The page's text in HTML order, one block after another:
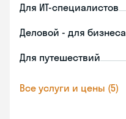
Для ИТ-специалистов
Деловой - для бизнеса
Для путешествий
Все услуги и цены (5)